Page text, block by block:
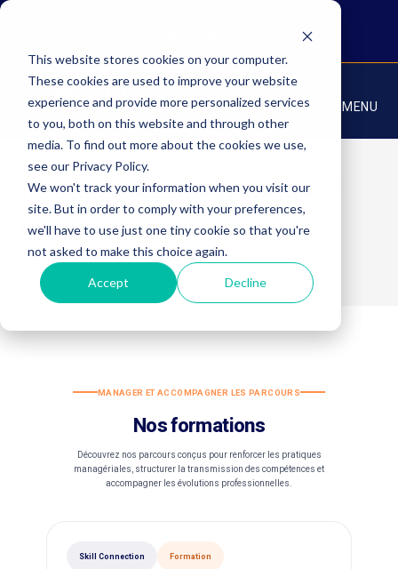
This website stores cookies on your computer.
These cookies are used to improve your website
experience and provide more personalized services
to you, both on this website and through other
media. To find out more about the cookies we use,
see our Privacy Policy.
We won't track your information when you visit our
site. But in order to comply with your preferences,
we'll have to use just one tiny cookie so that you're
not asked to make this choice again.
Accept Decline
MENU
Manager et accompagner
les parcours
> Manager et accompagner les parcours
MANAGER ET ACCOMPAGNER LES PARCOURS
Nos formations
Découvrez nos parcours conçus pour renforcer les pratiques
managériales, structurer la transmission des compétences et
accompagner les évolutions professionnelles.
Skill Connection Formation